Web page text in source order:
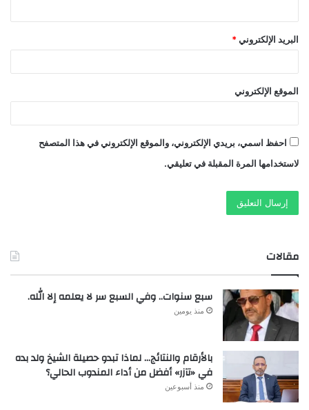
البريد الإلكتروني *
الموقع الإلكتروني
احفظ اسمي، بريدي الإلكتروني، والموقع الإلكتروني في هذا المتصفح
لاستخدامها المرة المقبلة في تعليقي.
مقالات
سبع سنوات.. وفي السبع سر لا يعلمه إلا الله.
منذ يومين
بالأرقام والنتائج… لماذا تبدو حصيلة الشيخ ولد بده
في «تآزر» أفضل من أداء المندوب الحالي؟
منذ أسبوعين